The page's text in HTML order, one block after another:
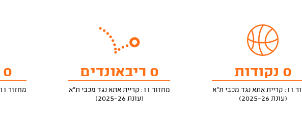
0 נקודות
מכבי ת"א
(עונת 2025-26)
0 ריבאונדים
מחזור 11: קריית אתא נגד מכבי ת"א
(עונת 2025-26)
0 אסיסטים
מחזור 11: קריית אתא נגד מכבי ת"א